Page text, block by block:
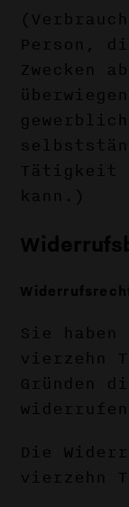
Person,
Zwecken
Tätigkeit
kann.)
Sie
vierzehn
Gründen
Die
vierzehn